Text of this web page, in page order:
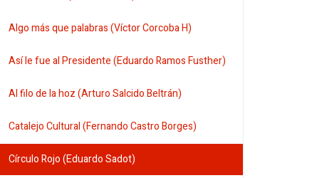
Algo más que palabras (Víctor Corcoba H)
Así le fue al Presidente (Eduardo Ramos Fusther)
Al filo de la hoz (Arturo Salcido Beltrán)
Catalejo Cultural (Fernando Castro Borges)
Círculo Rojo (Eduardo Sadot)